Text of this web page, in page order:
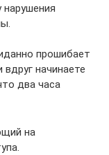
нарушения
прошибает
начинаете
два часа
на